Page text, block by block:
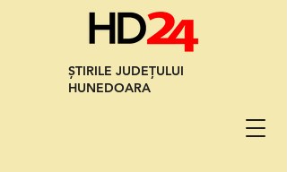
ȘTIRILE JUDEȚULUI
HUNEDOARA